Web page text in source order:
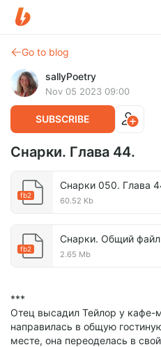
Go to blog
sallyPoetry
Nov 05 2023 09:00
SUBSCRIBE
Снарки. Глава 44.
fb2
Снарки 050. Глава
60.52 Kb
fb2
Снарки. Общий
2.65 Mb
***
Отец высадил Тейлор у кафе-
направилась в общую
месте, она переоделась в